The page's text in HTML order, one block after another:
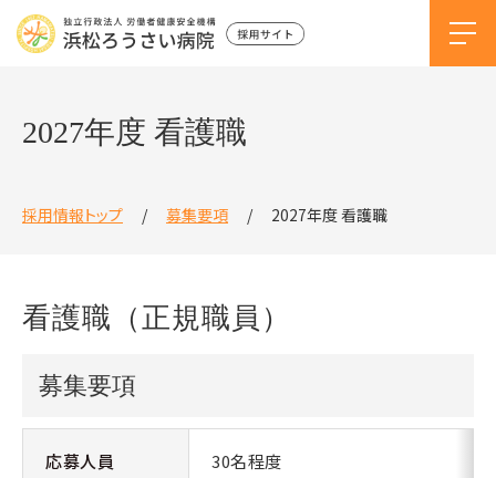
2027年度 看護職
採用情報トップ 募集要項 2027年度 看護職
看護職（正規職員）
募集要項
応募人員 30名程度